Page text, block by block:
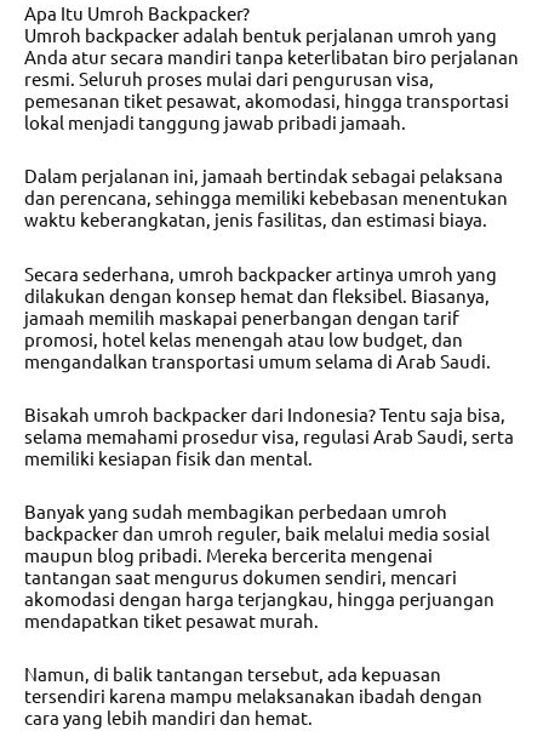
Apa Itu Umroh Backpacker?
Umroh backpacker adalah bentuk perjalanan umroh yang
Anda atur secara mandiri tanpa keterlibatan biro perjalanan
resmi. Seluruh proses mulai dari pengurusan visa,
pemesanan tiket pesawat, akomodasi, hingga transportasi
lokal menjadi tanggung jawab pribadi jamaah.
Dalam perjalanan ini, jamaah bertindak sebagai pelaksana
dan perencana, sehingga memiliki kebebasan menentukan
waktu keberangkatan, jenis fasilitas, dan estimasi biaya.
Secara sederhana, umroh backpacker artinya umroh yang
dilakukan dengan konsep hemat dan fleksibel. Biasanya,
jamaah memilih maskapai penerbangan dengan tarif
promosi, hotel kelas menengah atau low budget, dan
mengandalkan transportasi umum selama di Arab Saudi.
Bisakah umroh backpacker dari Indonesia? Tentu saja bisa,
selama memahami prosedur visa, regulasi Arab Saudi, serta
memiliki kesiapan fisik dan mental.
Banyak yang sudah membagikan perbedaan umroh
backpacker dan umroh reguler, baik melalui media sosial
maupun blog pribadi. Mereka bercerita mengenai
tantangan saat mengurus dokumen sendiri, mencari
akomodasi dengan harga terjangkau, hingga perjuangan
mendapatkan tiket pesawat murah.
Namun, di balik tantangan tersebut, ada kepuasan
tersendiri karena mampu melaksanakan ibadah dengan
cara yang lebih mandiri dan hemat.